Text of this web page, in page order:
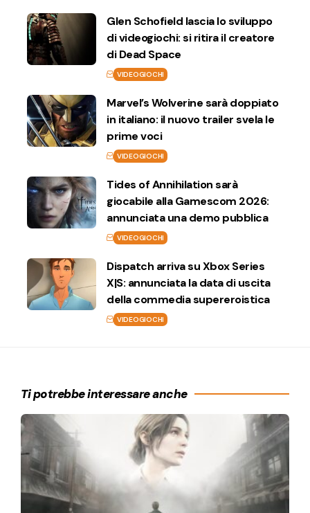
Glen Schofield lascia lo sviluppo
di videogiochi: si ritira il creatore
di Dead Space
VIDEOGIOCHI
Marvel’s Wolverine sarà doppiato
in italiano: il nuovo trailer svela le
prime voci
VIDEOGIOCHI
Tides of Annihilation sarà
giocabile alla Gamescom 2026:
annunciata una demo pubblica
VIDEOGIOCHI
Dispatch arriva su Xbox Series
X|S: annunciata la data di uscita
della commedia supereroistica
VIDEOGIOCHI
Ti potrebbe interessare anche